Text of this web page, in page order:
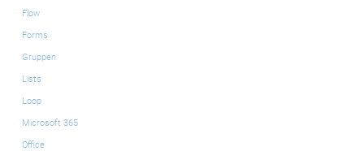
Flow
Forms
Gruppen
Lists
Loop
Microsoft 365
Office